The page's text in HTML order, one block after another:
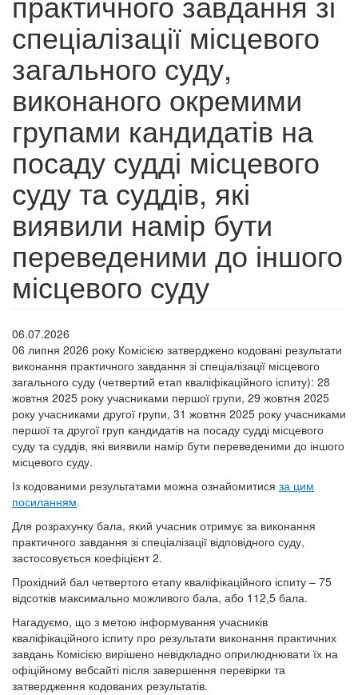
спеціалізації місцевого
загального суду,
виконаного окремими
групами кандидатів на
посаду судді місцевого
суду та суддів, які
виявили намір бути
переведеними до іншого
місцевого суду
06.07.2026
06 липня 2026 року Комісією затверджено кодовані результати
виконання практичного завдання зі спеціалізації місцевого
загального суду (четвертий етап кваліфікаційного іспиту): 28
жовтня 2025 року учасниками першої групи, 29 жовтня 2025
року учасниками другої групи, 31 жовтня 2025 року учасниками
першої та другої груп кандидатів на посаду судді місцевого
суду та суддів, які виявили намір бути переведеними до іншого
місцевого суду.
Із кодованими результатами можна ознайомитися за цим
посиланням.
Для розрахунку бала, який учасник отримує за виконання
практичного завдання зі спеціалізації відповідного суду,
застосовується коефіцієнт 2.
Прохідний бал четвертого етапу кваліфікаційного іспиту – 75
відсотків максимально можливого бала, або 112,5 бала.
Нагадуємо, що з метою інформування учасників
кваліфікаційного іспиту про результати виконання практичних
завдань Комісією вирішено невідкладно оприлюднювати їх на
офіційному вебсайті після завершення перевірки та
затвердження кодованих результатів.